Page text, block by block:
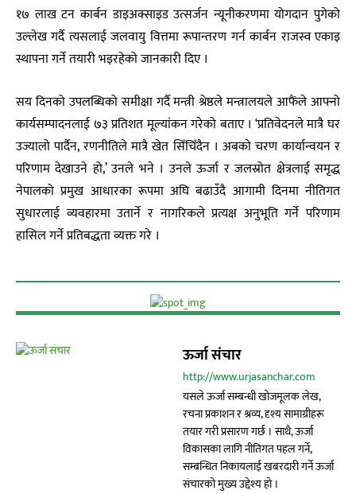
१७ लाख टन कार्बन डाइअक्साइड उत्सर्जन न्यूनीकरणमा योगदान पुगेको
उल्लेख गर्दै त्यसलाई जलवायु वित्तमा रूपान्तरण गर्न कार्बन राजस्व एकाइ
स्थापना गर्ने तयारी भइरहेको जानकारी दिए ।
सय दिनको उपलब्धिको समीक्षा गर्दै मन्त्री श्रेष्ठले मन्त्रालयले आफैंले आफ्नो
कार्यसम्पादनलाई ७३ प्रतिशत मूल्यांकन गरेको बताए । ‘प्रतिवेदनले मात्रै घर
उज्यालो पार्दैन, रणनीतिले मात्रै खेत सिँचिँदैन । अबको चरण कार्यान्वयन र
परिणाम देखाउने हो,’ उनले भने । उनले ऊर्जा र जलस्रोत क्षेत्रलाई समृद्ध
नेपालको प्रमुख आधारका रूपमा अघि बढाउँदै आगामी दिनमा नीतिगत
सुधारलाई व्यवहारमा उतार्ने र नागरिकले प्रत्यक्ष अनुभूति गर्ने परिणाम
हासिल गर्ने प्रतिबद्धता व्यक्त गरे ।
ऊर्जा संचार
http://www.urjasanchar.com
यसले ऊर्जा सम्बन्धी खोजमूलक लेख,
रचना प्रकाशन र श्रव्य, दृश्य सामाग्रीहरू
तयार गरी प्रसारण गर्छ । साथै, ऊर्जा
विकासका लागि नीतिगत पहल गर्ने,
सम्बन्धित निकायलाई खबरदारी गर्ने ऊर्जा
संचारको मुख्य उद्देश्य हो ।